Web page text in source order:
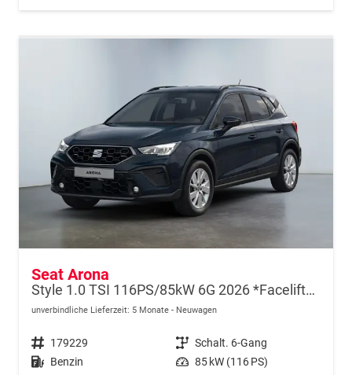
Seat Arona
Style 1.0 TSI 116PS/85kW 6G 2026 *Faceliftet*
unverbindliche Lieferzeit: 5 Monate Neuwagen
Fahrzeugnr. 179229 Getriebe Schalt. 6-Gang
Kraftstoff Benzin Leistung 85 kW (116 PS)